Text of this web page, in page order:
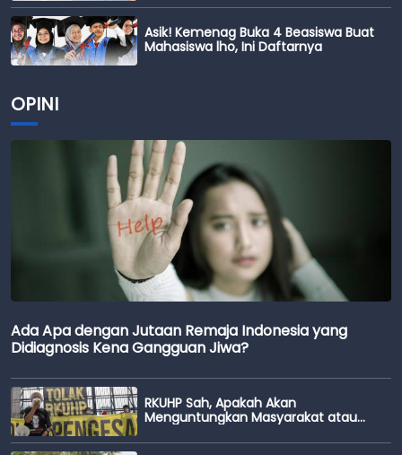
Asik! Kemenag Buka 4 Beasiswa Buat
Mahasiswa lho, Ini Daftarnya
OPINI
Ada Apa dengan Jutaan Remaja Indonesia yang
Didiagnosis Kena Gangguan Jiwa?
RKUHP Sah, Apakah Akan
Menguntungkan Masyarakat atau